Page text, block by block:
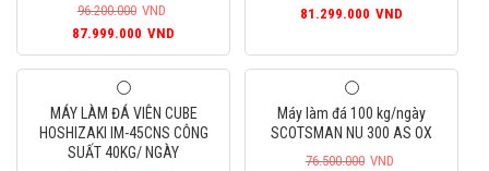
96.200.000 VND
Giá
gốc
96.200.000VND.
87.999.000 VND
hiện
87.999.000VND.
Giá
là:
88.499.000VND.
81.299.000 VND
tại
MÁY LÀM ĐÁ VIÊN CUBE
HOSHIZAKI IM-45CNS CÔNG
SUẤT 40KG/ NGÀY
Máy làm đá 100 kg/ngày
SCOTSMAN NU 300 AS OX
76.500.000 VND